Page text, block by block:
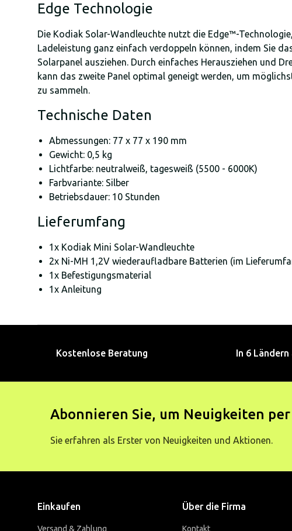
Edge Technologie
Die Kodiak Solar-Wandleuchte nutzt die Edge™-
Ladeleistung ganz einfach verdoppeln können, indem Sie
Solarpanel ausziehen. Durch einfaches Herausziehen und
kann das zweite Panel optimal geneigt werden, um
zu sammeln.
Technische Daten
Abmessungen: 77 x 77 x 190 mm
Gewicht: 0,5 kg
Lichtfarbe: neutralweiß, tagesweiß (5500 - 6000K)
Farbvariante: Silber
Betriebsdauer: 10 Stunden
Lieferumfang
1x Kodiak Mini Solar-Wandleuchte
2x Ni-MH 1,2V wiederaufladbare Batterien (im
1x Befestigungsmaterial
1x Anleitung
Kostenlose Beratung In 6
Abonnieren Sie, um Neuigkeiten
Sie erfahren als Erster von Neuigkeiten und Aktionen.
Einkaufen
Versand & Zahlung
Über die Firma
Kontakt